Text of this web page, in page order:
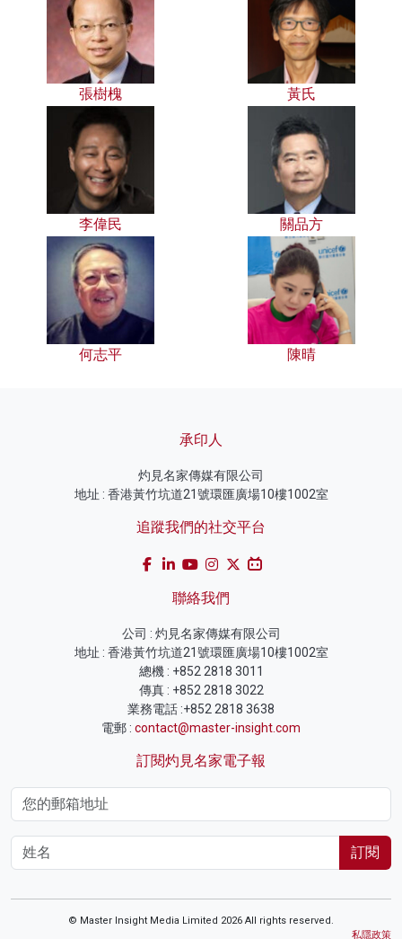
張樹槐 黃氏
李偉民 關品方
何志平 陳晴
承印人
灼見名家傳媒有限公司
地址 : 香港黃竹坑道21號環匯廣場10樓1002室
追蹤我們的社交平台
聯絡我們
公司 : 灼見名家傳媒有限公司
地址 : 香港黃竹坑道21號環匯廣場10樓1002室
總機 : +852 2818 3011
傳真 : +852 2818 3022
業務電話 :+852 2818 3638
電郵 : contact@master-insight.com
訂閱灼見名家電子報
訂閱
© Master Insight Media Limited 2026 All rights reserved.
私隱政策